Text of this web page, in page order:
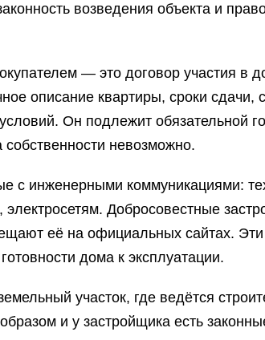
возведения объекта и
— это договор участия в
описание квартиры, сроки сдачи,
Он подлежит обязательной
невозможно.
с инженерными коммуникациями:
Добросовестные
её на официальных сайтах.
дома к эксплуатации.
участок, где ведётся
и у застройщика есть